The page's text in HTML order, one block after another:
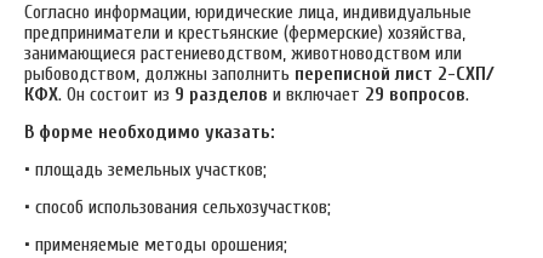
Согласно информации, юридические лица, индивидуальные
предприниматели и крестьянские (фермерские) хозяйства,
занимающиеся растениеводством, животноводством или
рыбоводством, должны заполнить переписной лист 2-СХП/
КФХ. Он состоит из 9 разделов и включает 29 вопросов.
В форме необходимо указать:
• площадь земельных участков;
• способ использования сельхозучастков;
• применяемые методы орошения;